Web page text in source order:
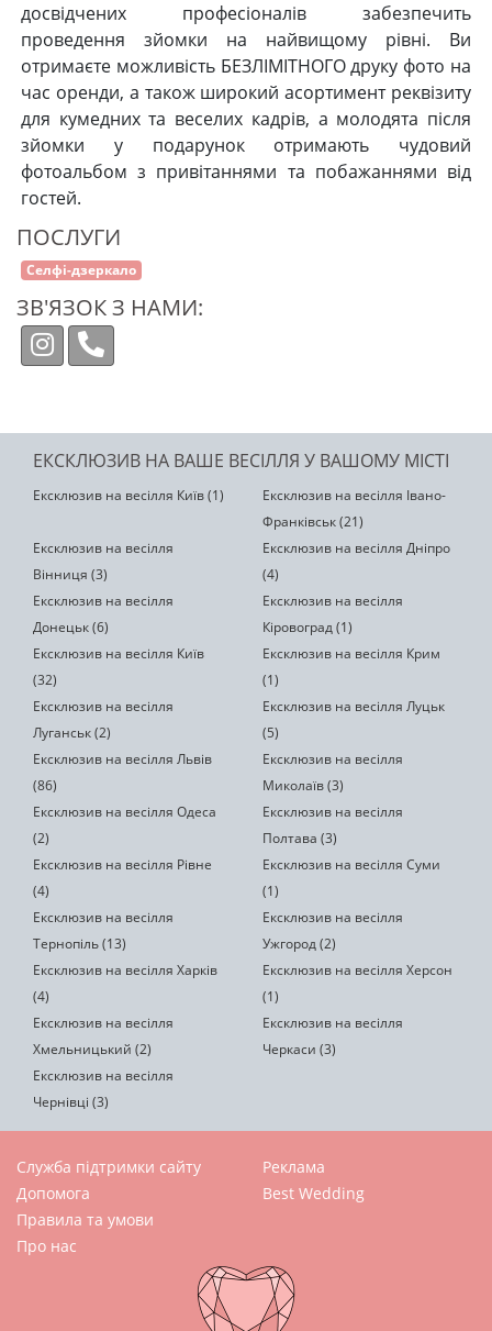
досвідчених професіоналів забезпечить
проведення зйомки на найвищому рівні. Ви
отримаєте можливість БЕЗЛІМІТНОГО друку фото на
час оренди, а також широкий асортимент реквізиту
для кумедних та веселих кадрів, а молодята після
зйомки у подарунок отримають чудовий
фотоальбом з привітаннями та побажаннями від
гостей.
ПОСЛУГИ
Селфі-дзеркало
ЗВ'ЯЗОК З НАМИ:
ЕКСКЛЮЗИВ НА ВАШЕ ВЕСІЛЛЯ У ВАШОМУ МІСТІ
Ексклюзив на весілля Київ (1)
Ексклюзив на весілля Івано-
Франківськ (21)
Ексклюзив на весілля
Вінниця (3)
Ексклюзив на весілля Дніпро
(4)
Ексклюзив на весілля
Донецьк (6)
Ексклюзив на весілля
Кіровоград (1)
Ексклюзив на весілля Київ
(32)
Ексклюзив на весілля Крим
(1)
Ексклюзив на весілля
Луганськ (2)
Ексклюзив на весілля Луцьк
(5)
Ексклюзив на весілля Львів
(86)
Ексклюзив на весілля
Миколаїв (3)
Ексклюзив на весілля Одеса
(2)
Ексклюзив на весілля
Полтава (3)
Ексклюзив на весілля Рівне
(4)
Ексклюзив на весілля Суми
(1)
Ексклюзив на весілля
Тернопіль (13)
Ексклюзив на весілля
Ужгород (2)
Ексклюзив на весілля Харків
(4)
Ексклюзив на весілля Херсон
(1)
Ексклюзив на весілля
Хмельницький (2)
Ексклюзив на весілля
Черкаси (3)
Ексклюзив на весілля
Чернівці (3)
Служба підтримки сайту
Допомога
Правила та умови
Про нас
Реклама
Best Wedding